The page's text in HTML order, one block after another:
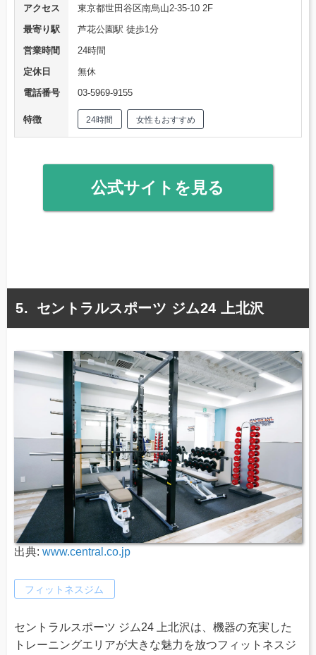
アクセス
東京都世田谷区南烏山2-35-10 2F
最寄り駅
芦花公園駅 徒歩1分
営業時間
24時間
定休日
無休
電話番号
03-5969-9155
特徴 24時間 女性もおすすめ
公式サイトを見る
セントラルスポーツ ジム24 上北沢
出典: www.central.co.jp
フィットネスジム
セントラルスポーツ ジム24 上北沢は、機器の充実した
トレーニングエリアが大きな魅力を放つフィットネスジ